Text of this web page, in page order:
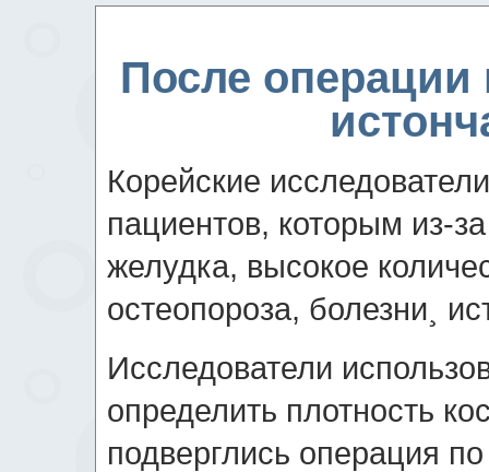
После операции
Корейские
пациентов, которым из-
желудка, высокое
остеопороза, болезни¸
Исследователи
определить плотность
подверглись операция